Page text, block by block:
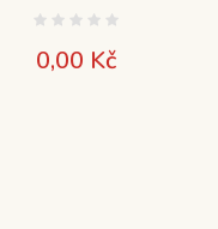
0,00 Kč